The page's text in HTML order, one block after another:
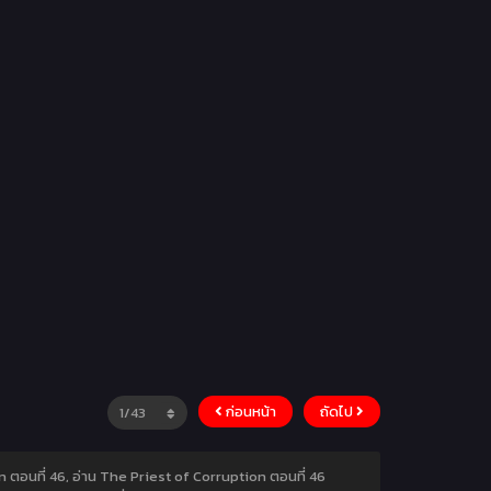
ก่อนหน้า ถัดไป
อนที่ 46, อ่าน The Priest of Corruption ตอนที่ 46